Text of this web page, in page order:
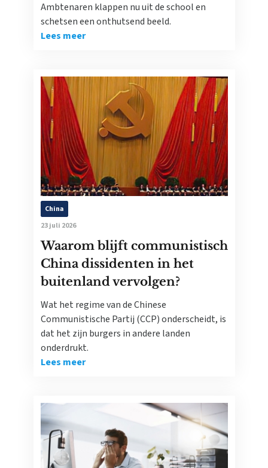
Ambtenaren klappen nu uit de school en
schetsen een onthutsend beeld.
Lees meer
China
23 juli 2026
Waarom blijft communistisch
China dissidenten in het
buitenland vervolgen?
Wat het regime van de Chinese
Communistische Partij (CCP) onderscheidt, is
dat het zijn burgers in andere landen
onderdrukt.
Lees meer